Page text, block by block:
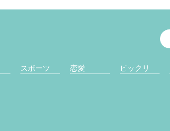
スポーツ 恋愛 ビックリ